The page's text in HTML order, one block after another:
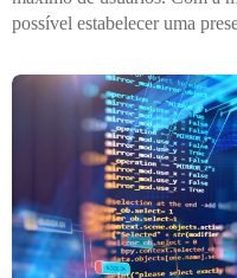
possível estabelecer uma